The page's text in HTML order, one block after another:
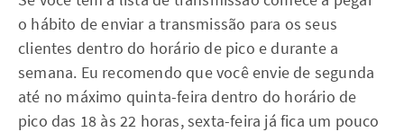
o hábito de enviar a transmissão para os seus
clientes dentro do horário de pico e durante a
semana. Eu recomendo que você envie de segunda
até no máximo quinta-feira dentro do horário de
pico das 18 às 22 horas, sexta-feira já fica um pouco